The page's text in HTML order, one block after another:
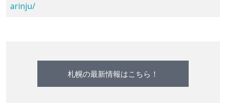
arinju/
札幌の最新情報はこちら！